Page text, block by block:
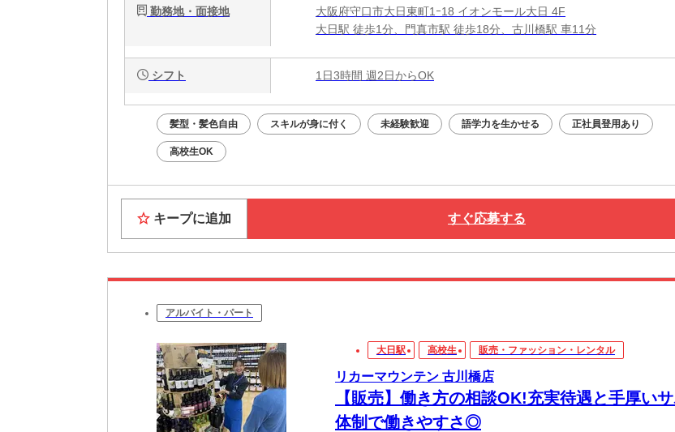
勤務地・面接地
大阪府守口市大日東町1ｰ18 イオンモール大日 4F
大日駅 徒歩1分、門真市駅 徒歩18分、古川橋駅 車11分
シフト 1日3時間 週2日からOK
髪型・髪色自由 スキルが身に付く 未経験歓迎 語学力を生かせる 正社員登用あり
高校生OK
キープに追加 すぐ応募する
アルバイト・パート
大日駅 高校生 販売・ファッション・レンタル
リカーマウンテン 古川橋店
【販売】働き方の相談OK!充実待遇と手厚い
体制で働きやすさ◎